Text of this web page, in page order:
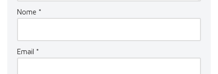
Nome *
Email *